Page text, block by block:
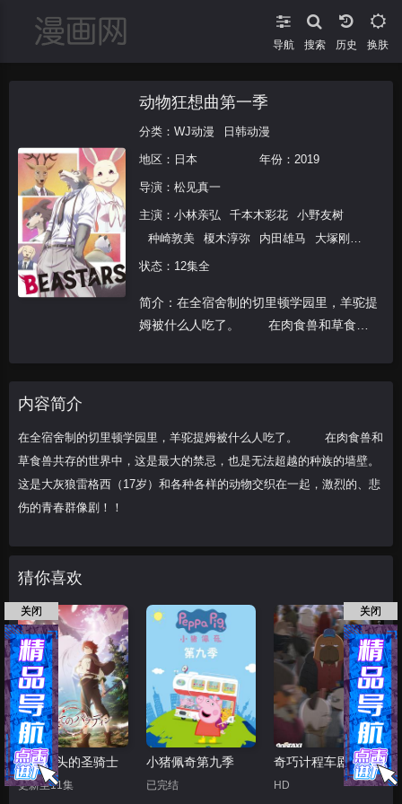
导航 搜索 换肤
动物狂想曲第一季
分类： WJ动漫 日韩动漫
地区： 日本 年份： 2019
导演： 松见真一
主演： 小林亲弘 千本木彩花
小野友树
种崎敦美
榎木淳弥 内田雄马
大塚刚
央
小林直人
状态：12集全
简介：在全宿舍制的切里顿学园里，羊驼提
姆被什么人吃了。 在肉食兽和草食兽
内容简介
在全宿舍制的切里顿学园里，羊驼提姆被什么人吃了。 在肉食兽和
草食兽共存的世界中，这是最大的禁忌，也是无法超越的种族的墙壁。
这是大灰狼雷格西（17岁）和各种各样的动物交织在一起，激烈的、悲
伤的青春群像剧！！
猜你喜欢
世界尽头的圣骑士
更新至11集
小猪佩奇第九季
已完结
奇巧计程车剧场版
HD
关闭 关闭